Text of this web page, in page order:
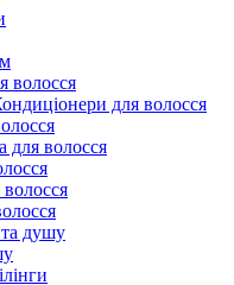
волосся
для волосся
для волосся
душу